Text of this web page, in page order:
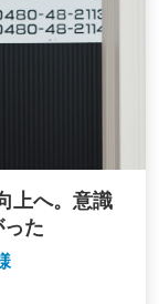
上へ。意識
た